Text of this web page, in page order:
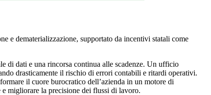
e dematerializzazione, supportato da incentivi statali come
di dati e una rincorsa continua alle scadenze. Un ufficio
drasticamente il rischio di errori contabili e ritardi operativi.
il cuore burocratico dell’azienda in un motore di
migliorare la precisione dei flussi di lavoro.